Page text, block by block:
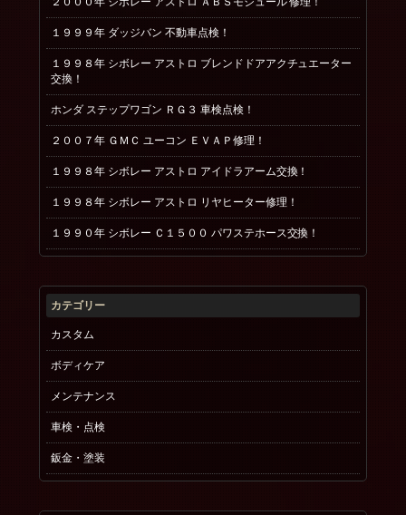
１９９９年 ダッジバン 不動車点検！
１９９８年 シボレー アストロ ブレンドドアアクチュエーター
交換！
ホンダ ステップワゴン ＲＧ３ 車検点検！
２００７年 ＧＭＣ ユーコン ＥＶＡＰ修理！
１９９８年 シボレー アストロ アイドラアーム交換！
１９９８年 シボレー アストロ リヤヒーター修理！
１９９０年 シボレー Ｃ１５００ パワステホース交換！
カテゴリー
カスタム
ボディケア
メンテナンス
車検・点検
鈑金・塗装